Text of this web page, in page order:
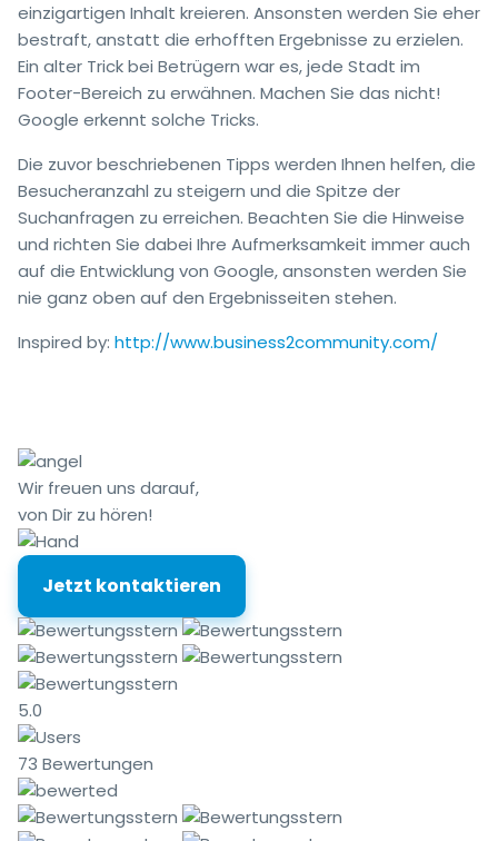
einzigartigen Inhalt kreieren. Ansonsten werden Sie eher
bestraft, anstatt die erhofften Ergebnisse zu erzielen.
Ein alter Trick bei Betrügern war es, jede Stadt im
Footer-Bereich zu erwähnen. Machen Sie das nicht!
Google erkennt solche Tricks.
Die zuvor beschriebenen Tipps werden Ihnen helfen, die
Besucheranzahl zu steigern und die Spitze der
Suchanfragen zu erreichen. Beachten Sie die Hinweise
und richten Sie dabei Ihre Aufmerksamkeit immer auch
auf die Entwicklung von Google, ansonsten werden Sie
nie ganz oben auf den Ergebnisseiten stehen.
Inspired by: http://www.business2community.com/
Wir freuen uns darauf,
von Dir zu hören!
Jetzt kontaktieren
5.0
73 Bewertungen